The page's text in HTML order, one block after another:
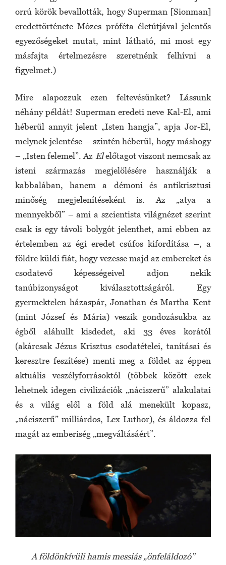
orrú körök bevallották, hogy Superman [Sionman]
eredettörténete Mózes próféta életútjával jelentős
egyezőségeket mutat, mint látható, mi most egy
másfajta értelmezésre szeretnénk felhívni a
figyelmet.)
Mire alapozzuk ezen feltevésünket? Lássunk
néhány példát! Superman eredeti neve Kal-El, ami
héberül annyit jelent „Isten hangja”, apja Jor-El,
melynek jelentése – szintén héberül, hogy máshogy
– „Isten felemel”. Az Elelőtagot viszont nemcsak az
isteni származás megjelölésére használják a
kabbalában, hanem a démoni és antikrisztusi
minőség megjelenítéseként is. Az „atya a
mennyekből” – ami a szcientista világnézet szerint
csak is egy távoli bolygót jelenthet, ami ebben az
értelemben az égi eredet csúfos kifordítása –, a
földre küldi fiát, hogy vezesse majd az embereket és
csodatevő képességeivel adjon nekik
tanúbizonyságot kiválasztottságáról. Egy
gyermektelen házaspár, Jonathan és Martha Kent
(mint József és Mária) veszik gondozásukba az
égből aláhullt kisdedet, aki 33 éves korától
(akárcsak Jézus Krisztus csodatételei, tanításai és
keresztre feszítése) menti meg a földet az éppen
aktuális veszélyforrásoktól (többek között ezek
lehetnek idegen civilizációk „náciszerű” alakulatai
és a világ elől a föld alá menekült kopasz,
„náciszerű” milliárdos, Lex Luthor), és áldozza fel
magát az emberiség „megváltásáért”.
A földönkívüli hamis messiás „önfeláldozó”